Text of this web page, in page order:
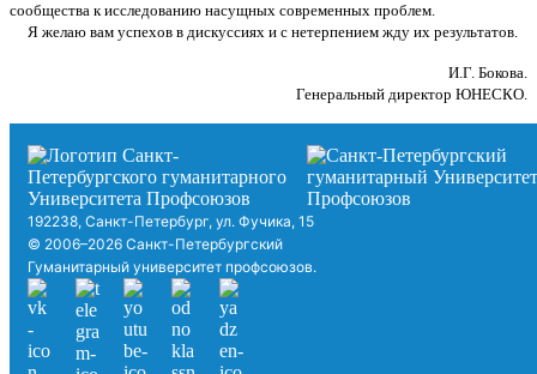
сообщества к исследованию насущных современных проблем.
Я желаю вам успехов в дискуссиях и с нетерпением жду их результатов.
И.Г. Бокова.
Генеральный директор ЮНЕСКО.
192238, Санкт-Петербург, ул. Фучика, 15
© 2006–2026 Санкт-Петербургский
Гуманитарный университет профсоюзов.